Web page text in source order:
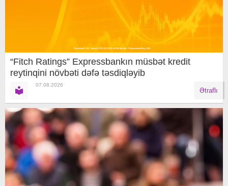
“Fitch Ratings” Expressbankın müsbət kredit
reytinqini növbəti dəfə təsdiqləyib
07.08.2026
Ətraflı